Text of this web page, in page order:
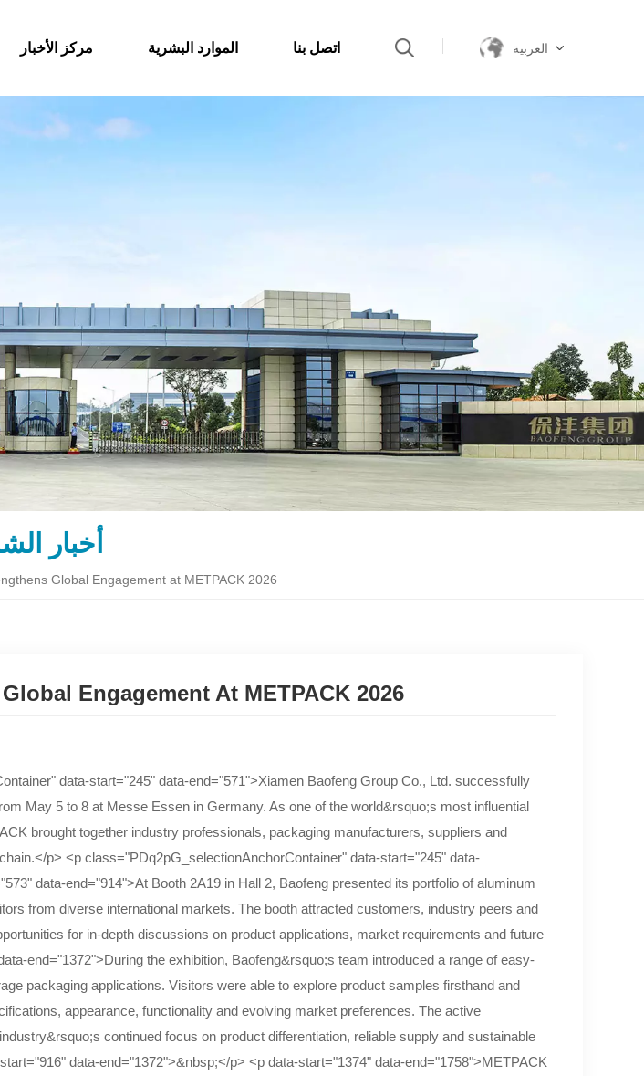
مركز الأخبار الموارد البشرية اتصل بنا العربية
أخبار
Global Engagement at METPACK 2026
Engagement At METPACK 2026
data-start="245" data-end="571">Xiamen Baofeng Group Co., Ltd. successfully
May 5 to 8 at Messe Essen in Germany. As one of the world&rsquo;s most influential
brought together industry professionals, packaging manufacturers, suppliers and
p> <p class="PDq2pG_selectionAnchorContainer" data-start="245" data-
data-end="914">At Booth 2A19 in Hall 2, Baofeng presented its portfolio of aluminum
from diverse international markets. The booth attracted customers, industry peers and
for in-depth discussions on product applications, market requirements and future
end="1372">During the exhibition, Baofeng&rsquo;s team introduced a range of easy-
packaging applications. Visitors were able to explore product samples firsthand and
appearance, functionality and evolving market preferences. The active
continued focus on product differentiation, reliable supply and sustainable
data-end="1372">&nbsp;</p> <p data-start="1374" data-end="1758">METPACK